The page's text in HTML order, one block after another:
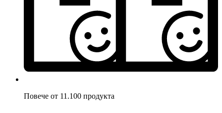
Повече от 11.100 продукта